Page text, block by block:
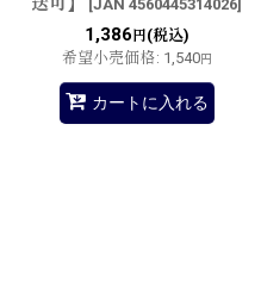
[JAN 4560445314026]
1,386 円(税込)
希望小売価格: 1,540円
カートに入れる